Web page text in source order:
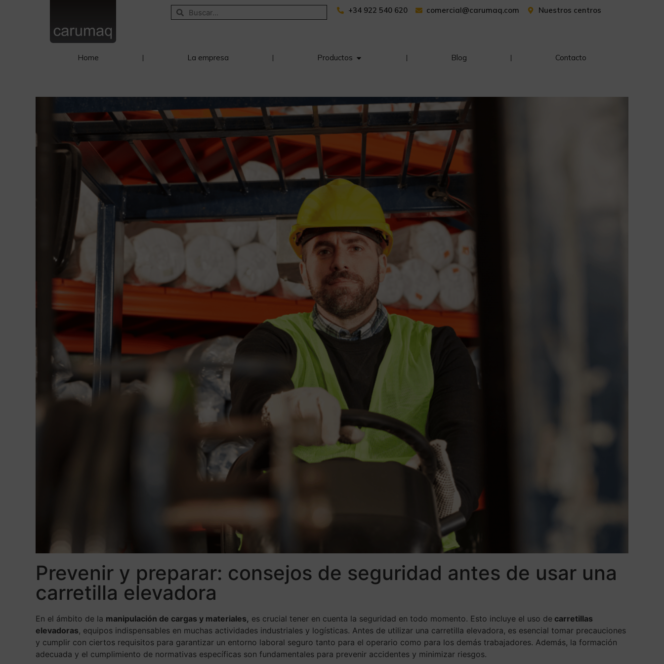
+34 922 540 620 comercial@carumaq.com Nuestros centros
Home La empresa Productos Blog Contacto
Prevenir y preparar: consejos de seguridad antes de usar una
carretilla elevadora
En el ámbito de la manipulación de cargas y materiales, es crucial tener en cuenta la seguridad en todo momento. Esto incluye el uso de carretillas
elevadoras, equipos indispensables en muchas actividades industriales y logísticas. Antes de utilizar una carretilla elevadora, es esencial tomar precauciones
y cumplir con ciertos requisitos para garantizar un entorno laboral seguro tanto para el operario como para los demás trabajadores. Además, la formación
adecuada y el cumplimiento de normativas específicas son fundamentales para prevenir accidentes y minimizar riesgos.